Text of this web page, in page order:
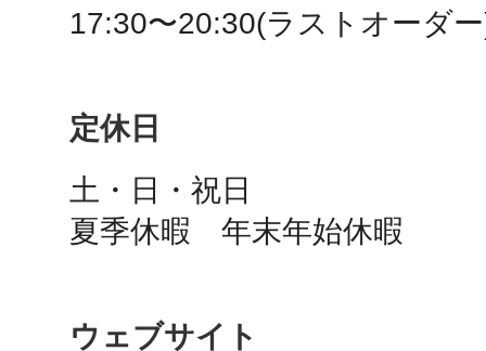
17:30〜20:30(ラストオーダ
定休日
土・日・祝日
夏季休暇　年末年始休暇
ウェブサイト
シモキ